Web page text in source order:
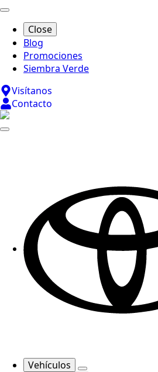
Close
Blog
Promociones
Siembra Verde
Visítanos
Contacto
Vehículos
Search